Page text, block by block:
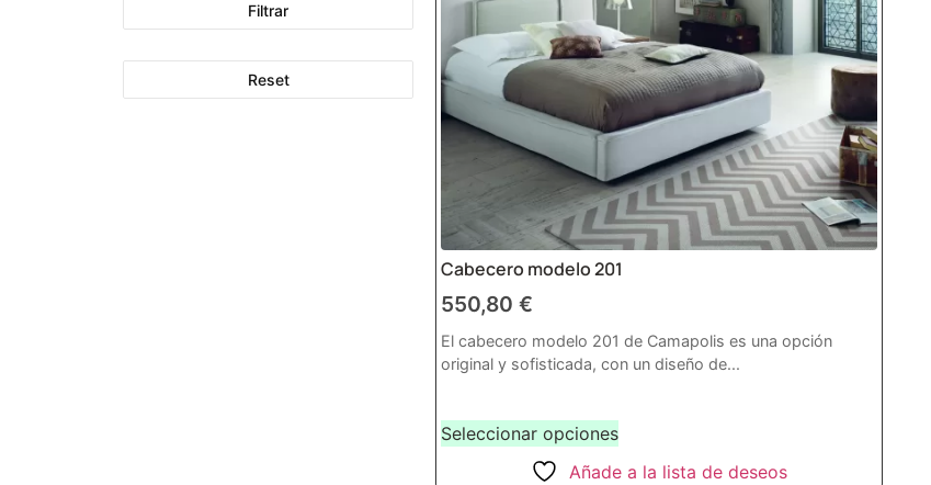
Filtrar
Reset
Cabecero modelo 201
550,80 €
El cabecero modelo 201 de Camapolis es una opción
original y sofisticada, con un diseño de...
Seleccionar opciones
Añade a la lista de deseos